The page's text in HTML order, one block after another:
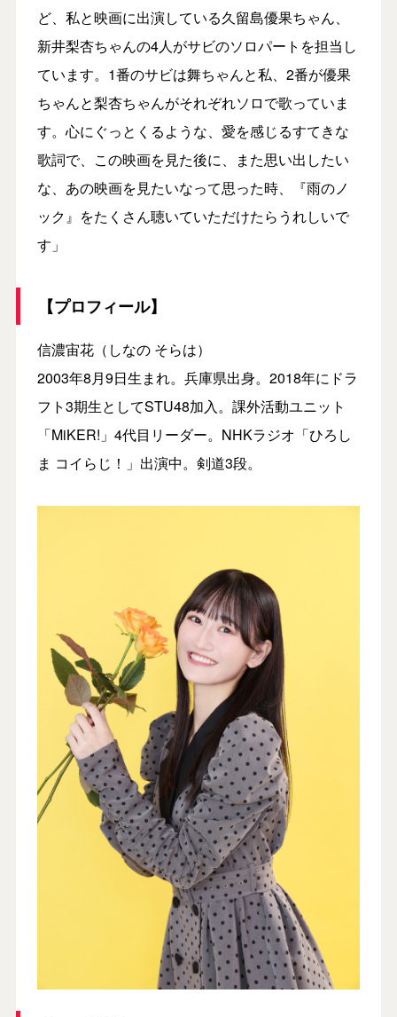
ど、私と映画に出演している久留島優果ちゃん、
新井梨杏ちゃんの4人がサビのソロパートを担当し
ています。1番のサビは舞ちゃんと私、2番が優果
ちゃんと梨杏ちゃんがそれぞれソロで歌っていま
す。心にぐっとくるような、愛を感じるすてきな
歌詞で、この映画を見た後に、また思い出したい
な、あの映画を見たいなって思った時、『雨のノ
ック』をたくさん聴いていただけたらうれしいで
す」
【プロフィール】
信濃宙花（しなの そらは）
2003年8月9日生まれ。兵庫県出身。2018年にドラ
フト3期生としてSTU48加入。課外活動ユニット
「MiKER!」4代目リーダー。NHKラジオ「ひろし
ま コイらじ！」出演中。剣道3段。